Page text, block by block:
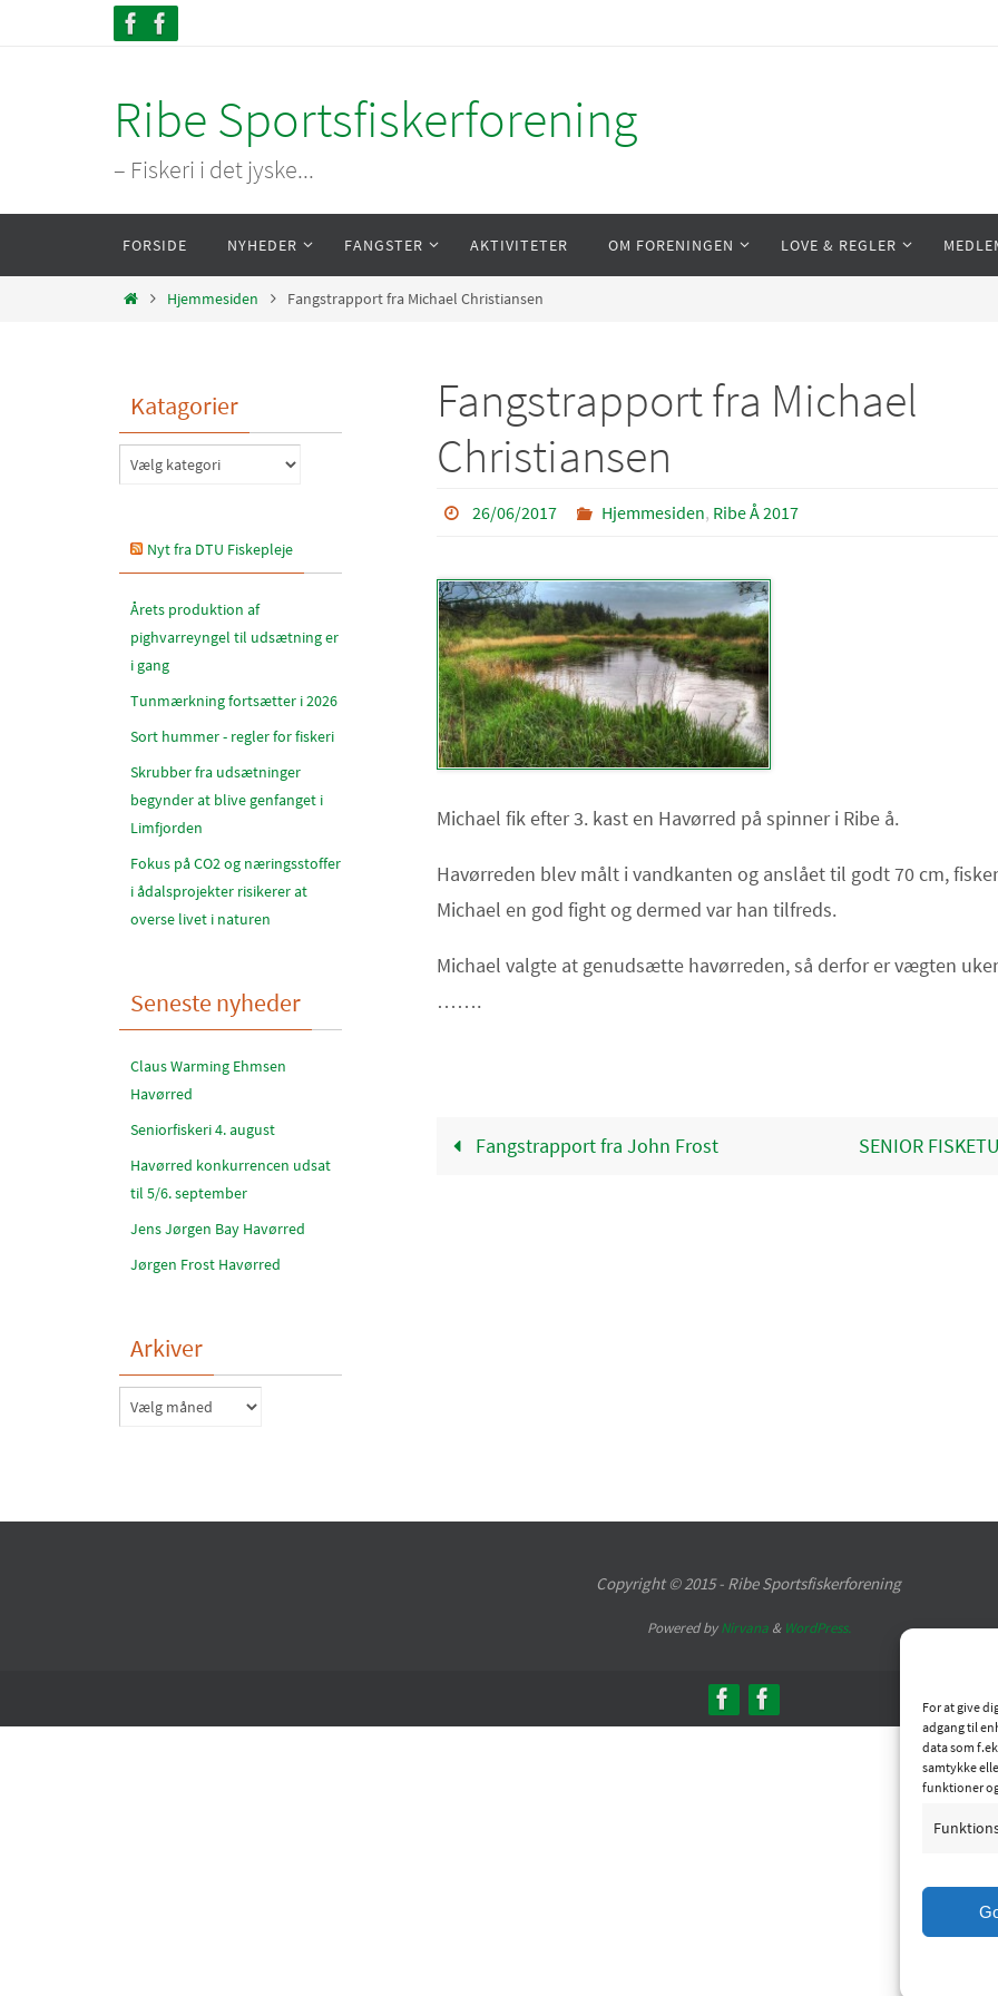
For at give
adgang til
data som
samtykke
funktioner
Ribe Sportsfiskerforening
– Fiskeri i det jyske...
content
FORSIDE NYHEDER FANGSTER AKTIVITETER OM FORENINGEN LOVE & REGLER
HomeHjemmesiden Fangstrapport fra Michael Christiansen
Fangstrapport fra Michael
Christiansen
26/06/2017 Hjemmesiden, Ribe Å 2017
Michael fik efter 3. kast en Havørred på spinner i Ribe å.
Havørreden blev målt i vandkanten og anslået til godt 70 cm,
Michael en god fight og dermed var han tilfreds.
Michael valgte at genudsætte havørreden, så derfor er vægten
…….
Fangstrapport fra John Frost SENIOR
Katagorier
Katagorier
Nyt fra DTU Fiskepleje
Årets produktion af
pighvarreyngel til udsætning er
i gang
Tunmærkning fortsætter i 2026
Sort hummer - regler for fiskeri
Skrubber fra udsætninger
begynder at blive genfanget i
Limfjorden
Fokus på CO2 og næringsstoffer
i ådalsprojekter risikerer at
overse livet i naturen
Seneste nyheder
Claus Warming Ehmsen
Havørred
Seniorfiskeri 4. august
Havørred konkurrencen udsat
til 5/6. september
Jens Jørgen Bay Havørred
Jørgen Frost Havørred
Arkiver
Arkiver
Copyright © 2015 - Ribe Sportsfiskerforening
Powered byNirvana& WordPress.